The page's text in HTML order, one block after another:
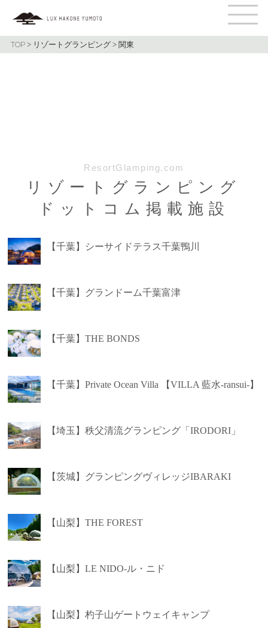
TOP > リゾートグランピング > 関東
ResortGlamping.com
リゾートグランピング
ドットコム掲載施設
【千葉】シーサイドテラス千葉鴨川
【千葉】グランドーム千葉富津
【千葉】THE BONDS
【千葉】Private Ocean Villa 【VILLA 藍水-ransui-】
【埼玉】秩父清流グランピング「IRODORI」
【茨城】グランピングヴィレッジIBARAKI
【山梨】THE FOREST
【山梨】LE NIDO-ル・ニド
【山梨】杓子山ゲートウェイキャンプ